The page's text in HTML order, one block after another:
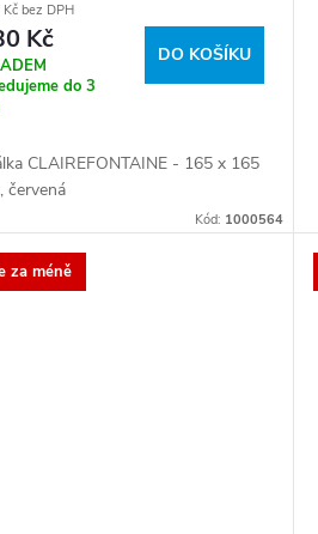
bez DPH
Kč
do 3
DO KOŠÍKU
CLAIREFONTAINE - 165 x 165
červená
Kód: 1000564
za méně